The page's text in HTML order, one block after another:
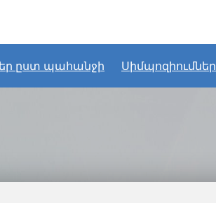
ըստ պահանջի Սիմպոզիումներ